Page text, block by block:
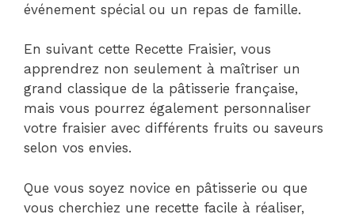
événement spécial ou un repas de famille.
En suivant cette Recette Fraisier, vous
apprendrez non seulement à maîtriser un
grand classique de la pâtisserie française,
mais vous pourrez également personnaliser
votre fraisier avec différents fruits ou saveurs
selon vos envies.
Que vous soyez novice en pâtisserie ou que
vous cherchiez une recette facile à réaliser,